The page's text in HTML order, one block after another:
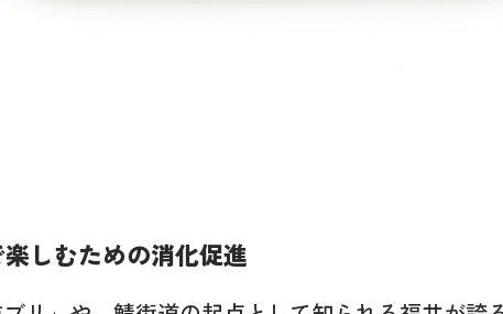
しむための消化促進